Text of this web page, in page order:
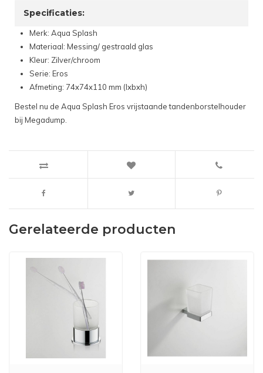
Specificaties:
Merk: Aqua Splash
Materiaal: Messing/ gestraald glas
Kleur: Zilver/chroom
Serie: Eros
Afmeting: 74x74x110 mm (lxbxh)
Bestel nu de Aqua Splash Eros vrijstaande tandenborstelhouder
bij Megadump.
Gerelateerde producten